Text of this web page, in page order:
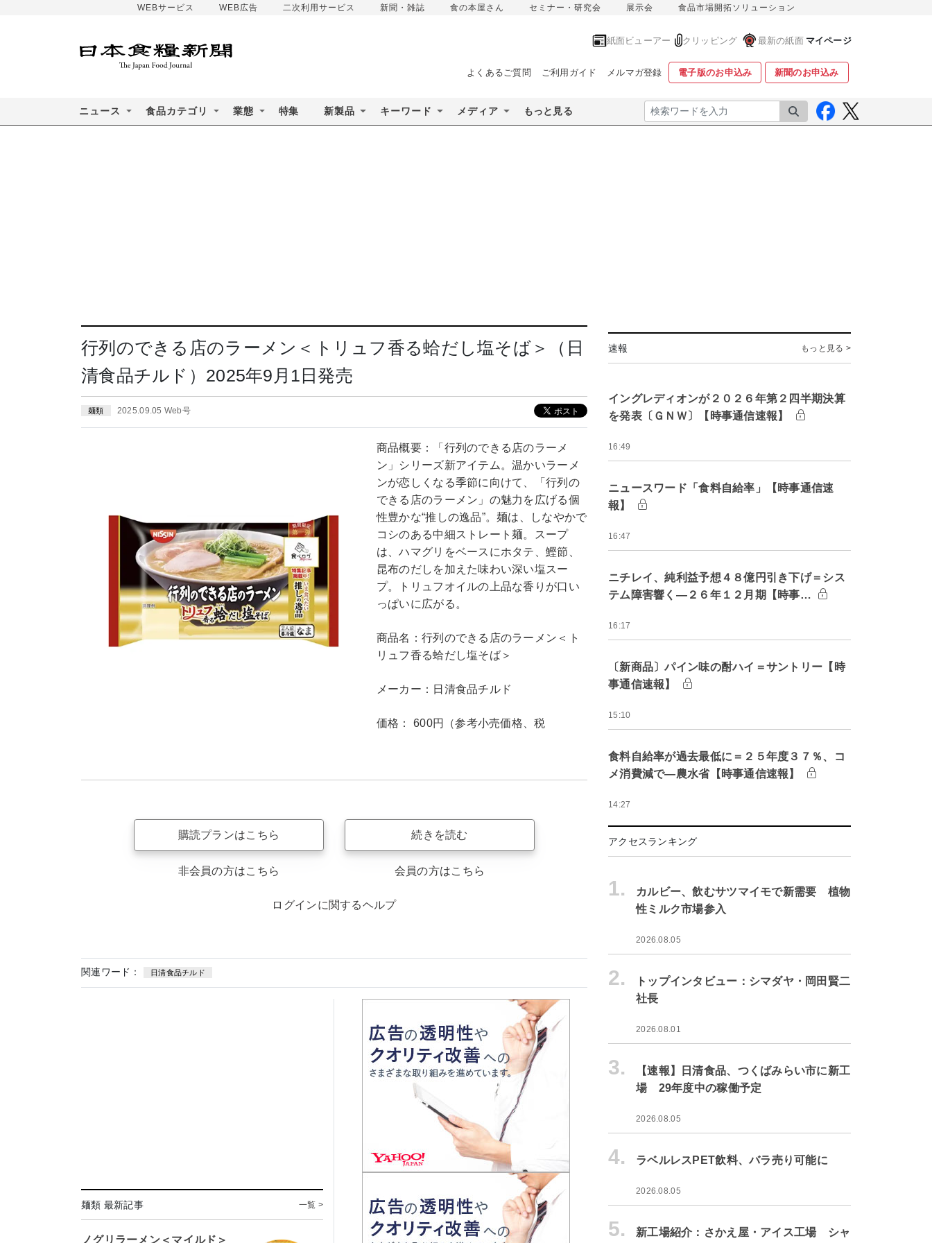
WEBサービス WEB広告 二次利用サービス 新聞・雑誌 食の本屋さん セミナー・研究会 展示会 食品市場開拓ソリューション
紙面ビューアー クリッピング 最新の紙面 マイページ
よくあるご質問 ご利用ガイド メルマガ登録 電子版のお申込み 新聞のお申込み
ニュース 食品カテゴリ 業態 特集 新製品 キーワード メディア もっと見る 検索
行列のできる店のラーメン＜トリュフ香る蛤だし塩そば＞（日
清食品チルド）2025年9月1日発売
麺類 2025.09.05 Web号
商品概要：「行列のできる店のラーメ
ン」シリーズ新アイテム。温かいラーメ
ンが恋しくなる季節に向けて、「行列の
できる店のラーメン」の魅力を広げる個
性豊かな“推しの逸品”。麺は、しなやかで
コシのある中細ストレート麺。スープ
は、ハマグリをベースにホタテ、鰹節、
昆布のだしを加えた味わい深い塩スー
プ。トリュフオイルの上品な香りが口い
っぱいに広がる。
商品名：行列のできる店のラーメン＜ト
リュフ香る蛤だし塩そば＞
メーカー：日清食品チルド
価格： 600円（参考小売価格、税
購読プランはこちら
非会員の方はこちら
続きを読む
会員の方はこちら
ログインに関するヘルプ
関連ワード： 日清食品チルド
麺類 最新記事 一覧 >
ノグリラーメン＜マイルド＞
速報 もっと見る >
イングレディオンが２０２６年第２四半期決算
を発表〔ＧＮＷ〕【時事通信速報】
16:49
ニュースワード「食料自給率」【時事通信速
報】
16:47
ニチレイ、純利益予想４８億円引き下げ＝シス
テム障害響く―２６年１２月期【時事…
16:17
〔新商品〕パイン味の酎ハイ＝サントリー【時
事通信速報】
15:10
食料自給率が過去最低に＝２５年度３７％、コ
メ消費減で―農水省【時事通信速報】
14:27
アクセスランキング
1.
カルビー、飲むサツマイモで新需要 植物
性ミルク市場参入
2026.08.05
2.
トップインタビュー：シマダヤ・岡田賢二
社長
2026.08.01
3.
【速報】日清食品、つくばみらい市に新工
場 29年度中の稼働予定
2026.08.05
4. ラベルレスPET飲料、バラ売り可能に
2026.08.05
5. 新工場紹介：さかえ屋・アイス工場 シャ